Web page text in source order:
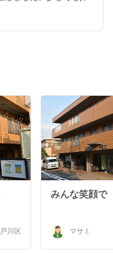
川区
みんな笑顔で
マサミ